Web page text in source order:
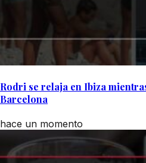
Rodri se relaja en Ibiza
Barcelona
hace un momento